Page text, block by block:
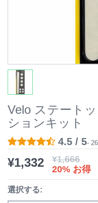
Velo ステート
ションキット
4.5 / 5-
¥1,332 ¥1,666
20% お得
選択する: